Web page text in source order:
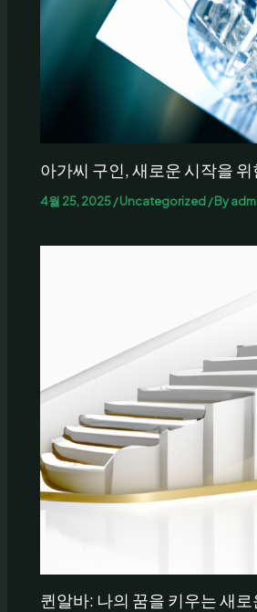
아가씨 구인, 새로운 시작을
4월 25, 2025/Uncategorized/ By
퀸알바: 나의 꿈을 키우는 새